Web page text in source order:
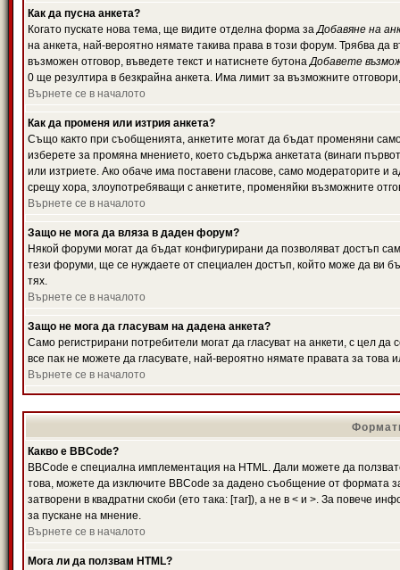
Как да пусна анкета?
Когато пускате нова тема, ще видите отделна форма заДобавяне на
на анкета, най-вероятно нямате такива права в този форум. Трябва да
възможен отговор, въведете текст и натиснете бутонаДобавете
0 ще резултира в безкрайна анкета. Има лимит за възможните
Върнете се в началото
Как да променя или изтрия анкета?
Също както при съобщенията, анкетите могат да бъдат променяни
изберете за промяна мнението, което съдържа анкетата (винаги
или изтриете. Ако обаче има поставени гласове, само модераторите и
срещу хора, злоупотребяващи с анкетите, променяйки възможните
Върнете се в началото
Защо не мога да вляза в даден форум?
Някой форуми могат да бъдат конфигурирани да позволяват достъп
тези форуми, ще се нуждаете от специален достъп, който може да ви
тях.
Върнете се в началото
Защо не мога да гласувам на дадена анкета?
Само регистрирани потребители могат да гласуват на анкети, с цел
все пак не можете да гласувате, най-вероятно нямате правата за това
Върнете се в началото
Какво е BBCode?
BBCode е специална имплементация на HTML. Дали можете да
това, можете да изключите BBCode за дадено съобщение от формата
затворени в квадратни скоби (ето така: [таг]), а не в < и >. За повече
за пускане на мнение.
Върнете се в началото
Мога ли да ползвам HTML?